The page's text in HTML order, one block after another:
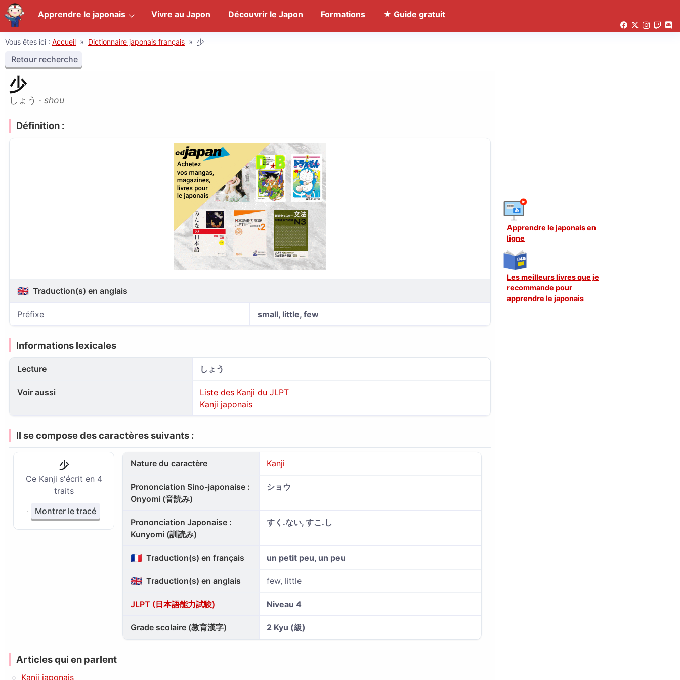
Vous êtes ici : Accueil » Dictionnaire japonais français » 少
Retour recherche
少
しょう · shou
Définition :
🇬🇧 Traduction(s) en anglais
Préfixe small, little, few
Informations lexicales
Lecture しょう
Voir aussi
Liste des Kanji du JLPT
Kanji japonais
Il se compose des caractères suivants :
少
Ce Kanji s'écrit en 4
traits
Montrer le tracé
Nature du caractère Kanji
Prononciation Sino-japonaise :
Onyomi (音読み)
ショウ
Prononciation Japonaise :
Kunyomi (訓読み)
すく.ない, すこ.し
🇫🇷 Traduction(s) en français un petit peu, un peu
🇬🇧 Traduction(s) en anglais few, little
JLPT (日本語能力試験) Niveau 4
Grade scolaire (教育漢字) 2 Kyu (級)
Articles qui en parlent
Kanji japonais
Apprendre le japonais en
ligne
Les meilleurs livres que je
recommande pour
apprendre le japonais
Apprendre le japonais Vivre au Japon Découvrir le Japon Formations ★ Guide gratuit